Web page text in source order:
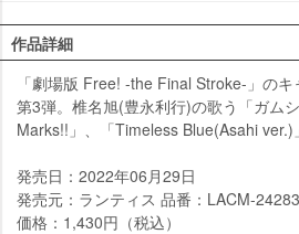
作品詳細
「劇場版 Free! -the Final Stroke-」の
第3弾。椎名旭(豊永利行)の歌う「ガム
Marks!!」、「Timeless Blue(Asahi ver.)
発売日：2022年06月29日
発売元：ランティス 品番：LACM-24283
価格：1,430円（税込）